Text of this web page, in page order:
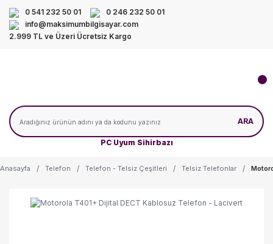
0 541 232 50 01
0 246 232 50 01
info@maksimumbilgisayar.com
2.999 TL ve Üzeri Ücretsiz Kargo
PC Uyum Sihirbazı
ARA
Anasayfa Telefon Telefon - Telsiz Çeşitleri Telsiz Telefonlar